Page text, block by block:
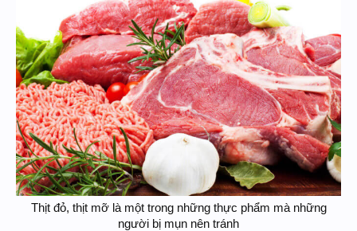
Thịt đỏ, thịt mỡ là một trong những thực phẩm mà những
người bị mụn nên tránh